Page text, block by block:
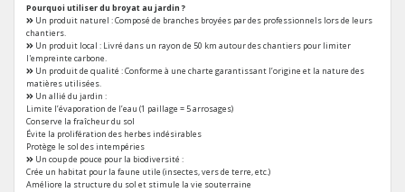
Pourquoi utiliser du broyat au jardin ?
Un produit naturel : Composé de branches broyées par des professionnels lors de leurs
chantiers.
Un produit local : Livré dans un rayon de 50 km autour des chantiers pour limiter
l'empreinte carbone.
Un produit de qualité : Conforme à une charte garantissant l’origine et la nature des
matières utilisées.
Un allié du jardin :
Limite l’évaporation de l’eau (1 paillage = 5 arrosages)
Conserve la fraîcheur du sol
Évite la prolifération des herbes indésirables
Protège le sol des intempéries
Un coup de pouce pour la biodiversité :
Crée un habitat pour la faune utile (insectes, vers de terre, etc.)
Améliore la structure du sol et stimule la vie souterraine